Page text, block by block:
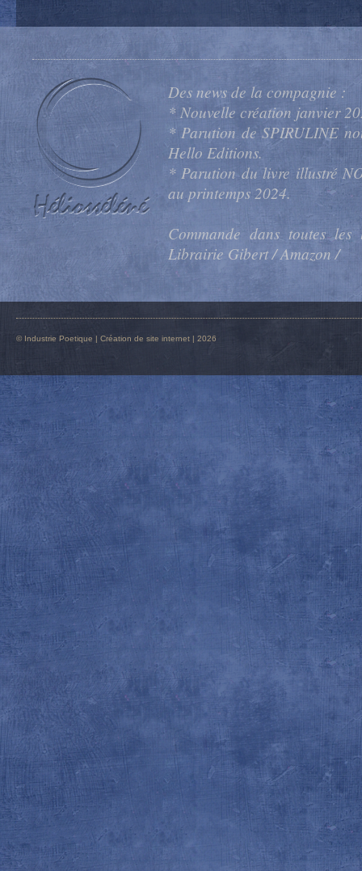
Des news de la compagnie :
* Nouvelle création janvier
* Parution de SPIRULINE
Hello Editions.
* Parution du livre illustré
au printemps 2024.
Commande dans toutes
Librairie Gibert / Amazon /
© Industrie Poetique | Création de site internet | 2026